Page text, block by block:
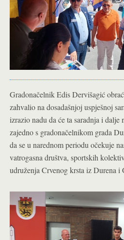
Gradonačelnik Edis Dervišagić
zahvalio na dosadašnjoj uspješnoj
izrazio nadu da će ta saradnja i
zajedno s gradonačelnikom grada
da se u narednom periodu očekuje
vatrogasna društva, sportskih
udruženja Crvenog krsta iz Durena i